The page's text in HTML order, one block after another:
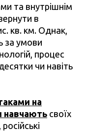
та внутрішнім
в
кв. км. Однак,
за умови
процес
чи навіть
на
навчають своїх